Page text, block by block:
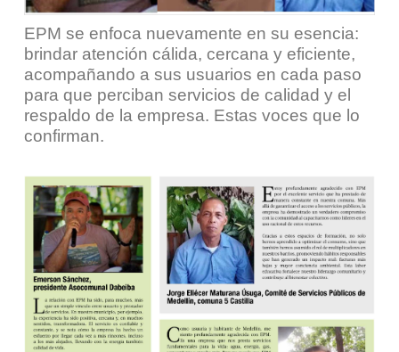
EPM se enfoca nuevamente en su esencia:
brindar atención cálida, cercana y eficiente,
acompañando a sus usuarios en cada paso
para que perciban servicios de calidad y el
respaldo de la empresa. Estas voces que lo
confirman.